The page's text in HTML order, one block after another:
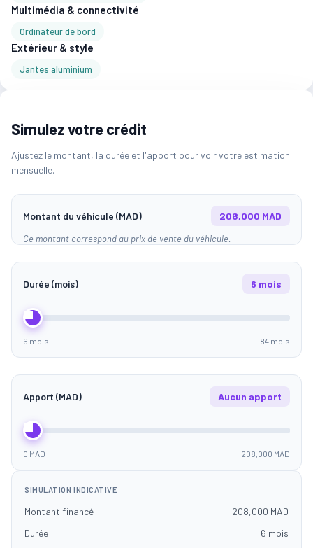
Multimédia & connectivité
Ordinateur de bord
Extérieur & style
Jantes aluminium
Simulez votre crédit
Ajustez le montant, la durée et l'apport pour voir votre estimation
mensuelle.
Montant du véhicule (MAD) 208,000 MAD
Ce montant correspond au prix de vente du véhicule.
Durée (mois) 6 mois
6 mois 84 mois
Apport (MAD) Aucun apport
0 MAD 208,000 MAD
SIMULATION INDICATIVE
Montant financé
208,000 MAD
Durée
6 mois